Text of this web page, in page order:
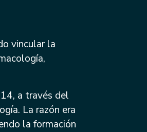
vincular la
a través del
La razón era
la formación